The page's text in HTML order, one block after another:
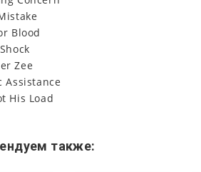
Blood
Zee
Assistance
His Load
также: